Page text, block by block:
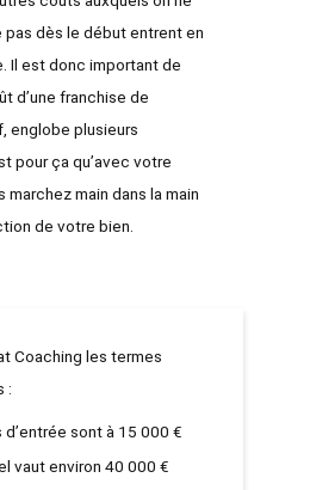
dès le début entrent en
Il est donc important de
d’une franchise de
, englobe plusieurs
pour ça qu’avec votre
marchez main dans la main
de votre bien.
Coaching les termes
:
sont à 15 000 €
vaut environ 40 000 €